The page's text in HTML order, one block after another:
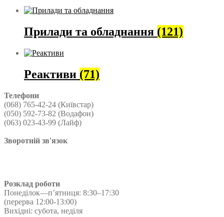
Прилади та обладнання (121)
Реактиви (71)
Телефони
(068) 765-42-24 (Київстар)
(050) 592-73-82 (Водафон)
(063) 023-43-99 (Лайф)
Зворотній зв'язок
Розклад роботи
Понеділок—п’ятниця: 8:30–17:30
(перерва 12:00-13:00)
Вихідні: субота, неділя